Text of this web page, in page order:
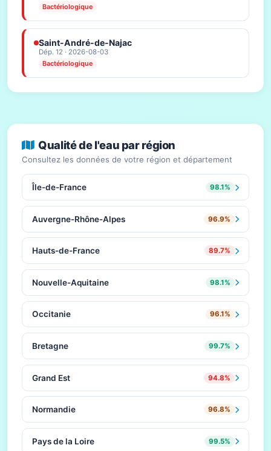
Bactériologique
Saint-André-de-Najac
Dép. 12 · 2026-08-03
Bactériologique
Qualité de l'eau par région
Consultez les données de votre région et département
Île-de-France 98.1%
Auvergne-Rhône-Alpes 96.9%
Hauts-de-France 89.7%
Nouvelle-Aquitaine 98.1%
Occitanie 96.1%
Bretagne 99.7%
Grand Est 94.8%
Normandie 96.8%
Pays de la Loire 99.5%